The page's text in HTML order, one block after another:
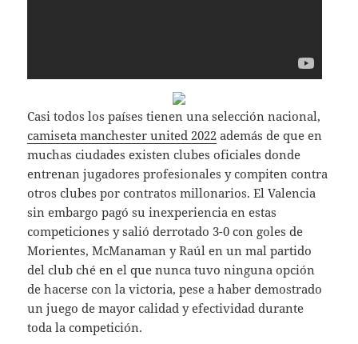
Casi todos los países tienen una selección nacional,
camiseta manchester united 2022 además de que en
muchas ciudades existen clubes oficiales donde
entrenan jugadores profesionales y compiten contra
otros clubes por contratos millonarios. El Valencia
sin embargo pagó su inexperiencia en estas
competiciones y salió derrotado 3-0 con goles de
Morientes, McManaman y Raúl en un mal partido
del club ché en el que nunca tuvo ninguna opción
de hacerse con la victoria, pese a haber demostrado
un juego de mayor calidad y efectividad durante
toda la competición.